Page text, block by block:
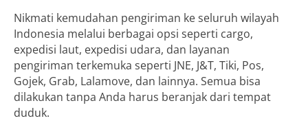
Nikmati kemudahan pengiriman ke seluruh wilayah
Indonesia melalui berbagai opsi seperti cargo,
expedisi laut, expedisi udara, dan layanan
pengiriman terkemuka seperti JNE, J&T, Tiki, Pos,
Gojek, Grab, Lalamove, dan lainnya. Semua bisa
dilakukan tanpa Anda harus beranjak dari tempat
duduk.